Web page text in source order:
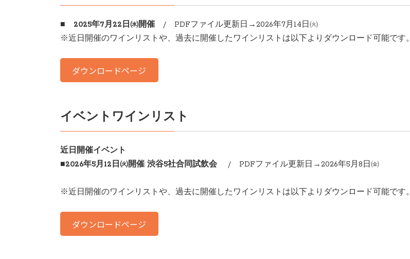
■ 2025年7月22日㈬開催 / PDFファイル更新日→2026年7月14日㈫
※近日開催のワインリストや、過去に開催したワインリストは以下よりダウンロード可能です。
ダウンロードページ
イベントワインリスト
近日開催イベント
■2026年5月12日㈫開催 渋谷5社合同試飲会
/ PDFファイル更新日→2026年5月8日㈮
※近日開催のワインリストや、過去に開催したワインリストは以下よりダウンロード可能です。
ダウンロードページ